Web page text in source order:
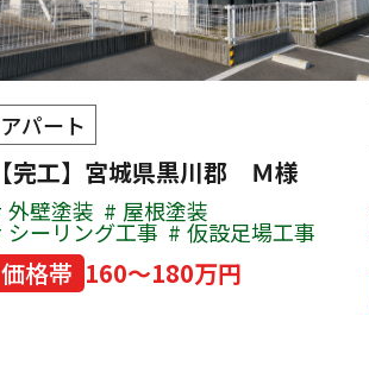
アパート
【完工】宮城県黒川郡 Ｍ様
外壁塗装 屋根塗装
シーリング工事 仮設足場工事
価格帯 160～180万円